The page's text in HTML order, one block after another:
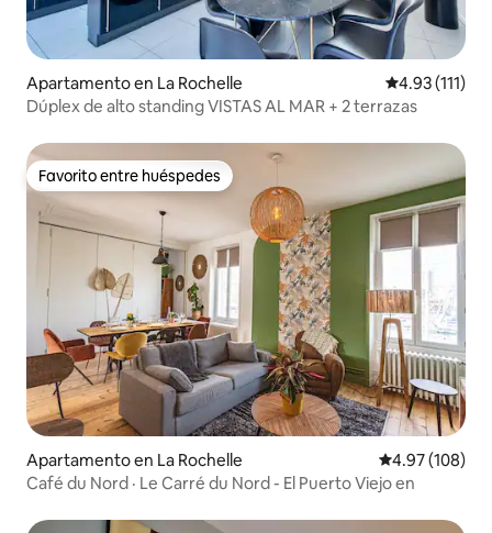
Apartamento en La Rochelle Calificación
4.93 (111)
Dúplex de alto standing VISTAS AL MAR + 2 terrazas
Favorito entre huéspedes
Favorito entre huéspedes
Apartamento en La Rochelle Calificación
4.97 (108)
Café du Nord · Le Carré du Nord - El Puerto Viejo en